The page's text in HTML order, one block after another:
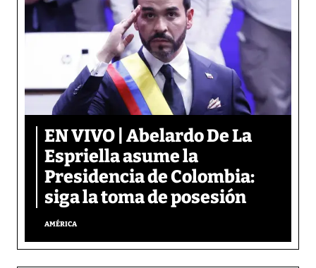
EN VIVO | Abelardo De La
Espriella asume la
Presidencia de Colombia:
siga la toma de posesión
AMÉRICA